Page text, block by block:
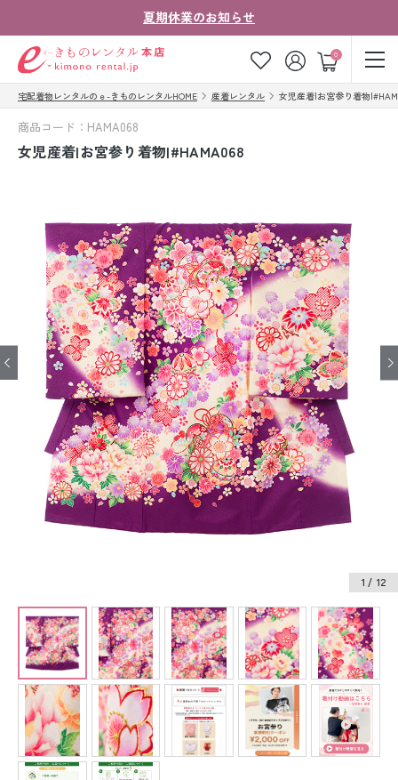
夏期休業のお知らせ
0
ゲスト
お気に入り ログイン カート
きものコラム お客様の声
お問い合わせ
法人・グループの
お客様はこちら
着物の種類から探す
七五三レンタル
振袖レンタル
卒業式袴レンタル
産着レンタル
ジュニア着物レンタル
ジュニア洋装レンタル
ベビー洋装レンタル
紋付袴レンタル
宅配着物レンタルのｅ-きものレンタルHOME 産着レンタル 女児産着|お宮参り着物
商品コード：HAMA068
女児産着|お宮参り着物|#HAMA068
1 / 12